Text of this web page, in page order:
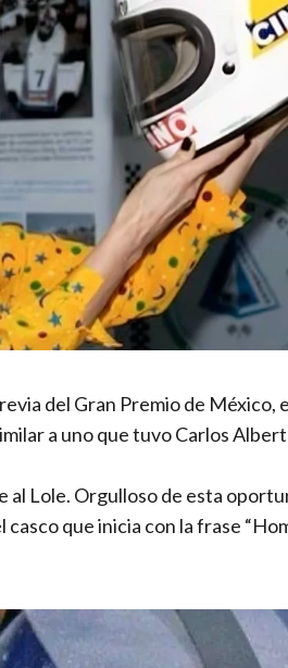
del Gran Premio de
a uno que tuvo Carlos
al Lole. Orgulloso de esta
que inicia con la frase